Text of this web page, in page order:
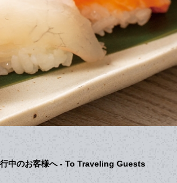
中のお客様へ - To Traveling Guests